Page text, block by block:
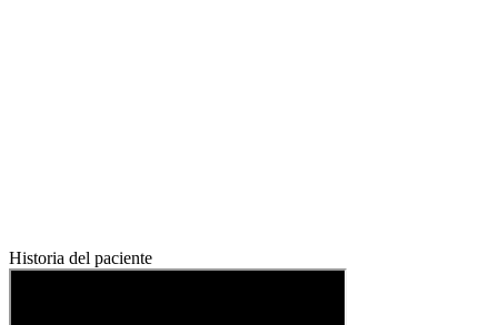
Historia del paciente